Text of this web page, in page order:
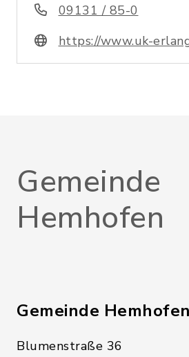
09131 / 85-0
https://www.uk-
Gemeinde
Hemhofen
Gemeinde Hemhofen
Blumenstraße 36